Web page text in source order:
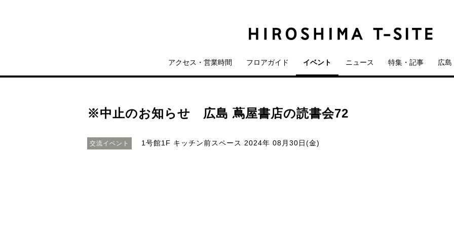
アクセス・営業時間 フロアガイド イベント ニュース 特集・記事 広島
※中止のお知らせ 広島 蔦屋書店の読書会72
交流イベント 1号館1F キッチン前スペース 2024年 08月30日(金)